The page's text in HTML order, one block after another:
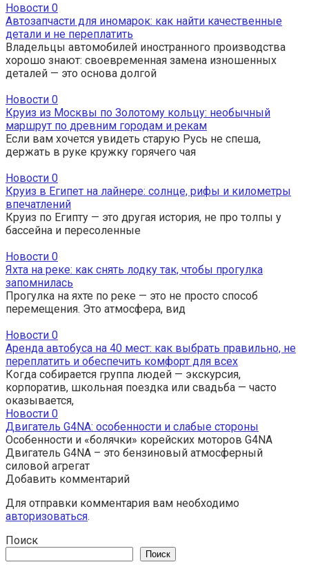
Новости 0
Автозапчасти для иномарок: как найти качественные
детали и не переплатить
Владельцы автомобилей иностранного производства
хорошо знают: своевременная замена изношенных
деталей — это основа долгой
Новости 0
Круиз из Москвы по Золотому кольцу: необычный
маршрут по древним городам и рекам
Если вам хочется увидеть старую Русь не спеша,
держать в руке кружку горячего чая
Новости 0
Круиз в Египет на лайнере: солнце, рифы и километры
впечатлений
Круиз по Египту — это другая история, не про толпы у
бассейна и пересоленные
Новости 0
Яхта на реке: как снять лодку так, чтобы прогулка
запомнилась
Прогулка на яхте по реке — это не просто способ
перемещения. Это атмосфера, вид
Новости 0
Аренда автобуса на 40 мест: как выбрать правильно, не
переплатить и обеспечить комфорт для всех
Когда собирается группа людей — экскурсия,
корпоратив, школьная поездка или свадьба — часто
оказывается,
Новости 0
Двигатель G4NA: особенности и слабые стороны
Особенности и «болячки» корейских моторов G4NA
Двигатель G4NA – это бензиновый атмосферный
силовой агрегат
Добавить комментарий
Для отправки комментария вам необходимо
авторизоваться.
Поиск
Поиск